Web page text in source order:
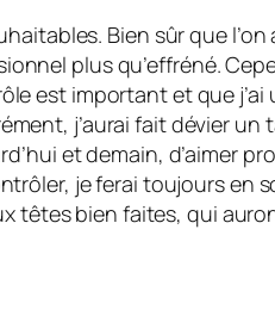
Bien sûr que
plus qu’effréné.
est important et que
j’aurai fait dévier
et demain, d’aimer
je ferai toujours en
têtes bien faites, qui